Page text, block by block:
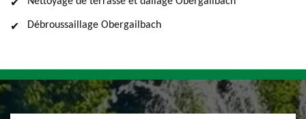
Débroussaillage Obergailbach